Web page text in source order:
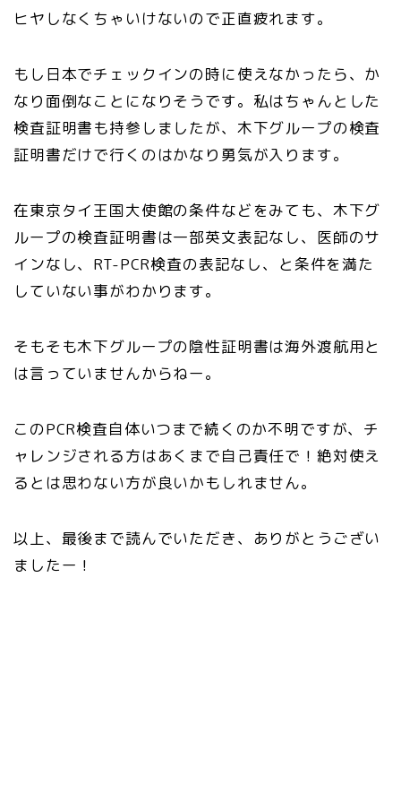
ヒヤしなくちゃいけないので正直疲れます。
もし日本でチェックインの時に使えなかったら、か
なり面倒なことになりそうです。私はちゃんとした
検査証明書も持参しましたが、木下グループの検査
証明書だけで行くのはかなり勇気が入ります。
在東京タイ王国大使館の条件などをみても、木下グ
ループの検査証明書は一部英文表記なし、医師のサ
インなし、RT-PCR検査の表記なし、と条件を満た
していない事がわかります。
そもそも木下グループの陰性証明書は海外渡航用と
は言っていませんからねー。
このPCR検査自体いつまで続くのか不明ですが、チ
ャレンジされる方はあくまで自己責任で！絶対使え
るとは思わない方が良いかもしれません。
以上、最後まで読んでいただき、ありがとうござい
ましたー！